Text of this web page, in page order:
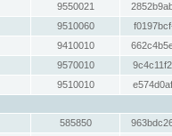
9550021
9510060
9410010
9570010
9510010
585850